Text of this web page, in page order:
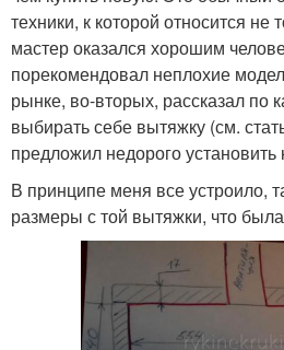
техники, к которой относится
мастер оказался хорошим
порекомендовал неплохие
рынке, во-вторых, рассказал по
выбирать себе вытяжку (см.
предложил недорого
В принципе меня все устроило,
размеры с той вытяжки, что